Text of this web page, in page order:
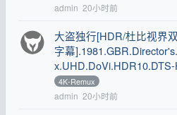
admin 20小时前
大盗独行[HDR/杜比视界
字幕
4K-Remux
admin 20小时前